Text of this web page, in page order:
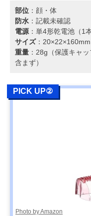
部位 ：顔・体
防水 ：記載未確認
電源：単4形乾電池（1本
サイズ：20×22×160mm
重量 ：28g（保護キャ
含まず）
PICK UP②
Photo by Amazon